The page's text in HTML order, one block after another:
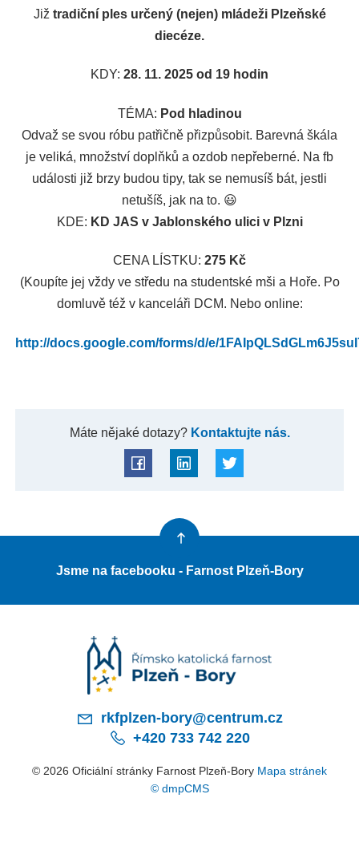
Již tradiční ples určený (nejen) mládeži Plzeňské
diecéze.
KDY: 28. 11. 2025 od 19 hodin
TÉMA: Pod hladinou
Odvaž se svou róbu patřičně přizpůsobit. Barevná škála
je veliká, množství doplňků a ozdob nepřeberné. Na fb
události již brzy budou tipy, tak se nemusíš bát, jestli
netušíš, jak na to. 😃
KDE: KD JAS v Jablonského ulici v Plzni
CENA LÍSTKU: 275 Kč
(Koupíte jej vždy ve středu na studentské mši a Hoře. Po
domluvě též v kanceláři DCM. Nebo online:
http://docs.google.com/forms/d/e/
Máte nějaké dotazy?Kontaktujte nás.
Jsme na facebooku - Farnost Plzeň-Bory
rkfplzen-bory@centrum.cz
+420 733 742 220
© 2026 Oficiální stránky Farnost Plzeň-Bory Mapa stránek
© dmpCMS